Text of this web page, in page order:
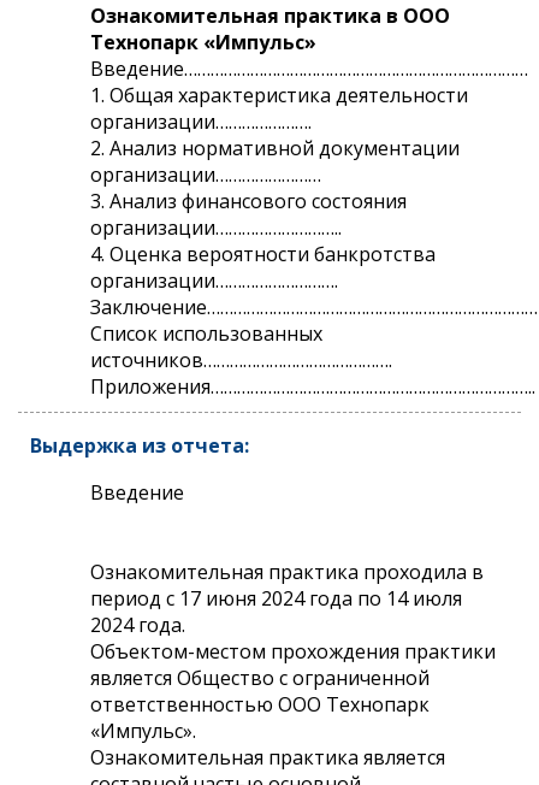
Ознакомительная практика в ООО
Технопарк «Импульс»
Введение……………………………………………………………………
1. Общая характеристика деятельности
организации………………….
2. Анализ нормативной документации
организации……………………
3. Анализ финансового состояния
организации………………………..
4. Оценка вероятности банкротства
организации……………………….
Заключение…………………………………………………………………
Список использованных
источников…………………………………….
Приложения………………………………………………………………..
Выдержка из отчета:
Введение
Ознакомительная практика проходила в
период с 17 июня 2024 года по 14 июля
2024 года.
Объектом-местом прохождения практики
является Общество с ограниченной
ответственностью ООО Технопарк
«Импульс».
Ознакомительная практика является